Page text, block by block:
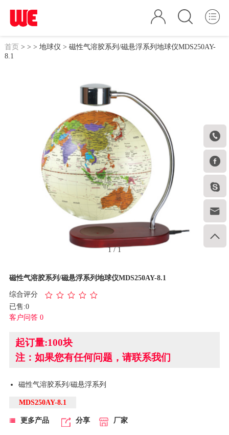





首页> > > 地球仪 > 磁性气溶胶系列/磁悬浮系列地球仪MDS250AY-
8.1
1/1
磁性气溶胶系列/磁悬浮系列地球仪MDS250AY-8.1
综合评分
已售:0
客户问答 0
起订量:100块
注：如果您有任何问题，请联系我们
磁性气溶胶系列/磁悬浮系列
MDS250AY-8.1
更多产品 分享 厂家